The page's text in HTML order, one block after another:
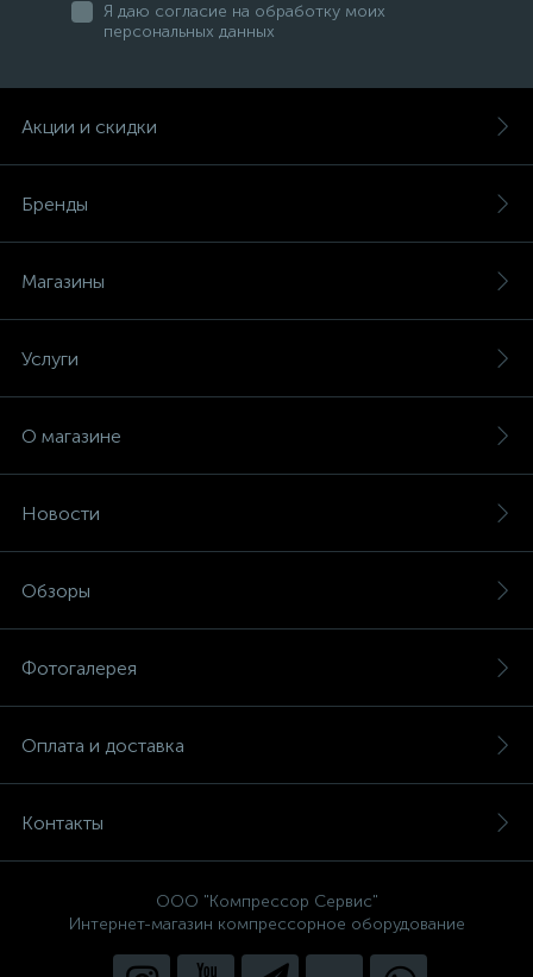
Я даю согласие на обработку моих
персональных данных
Акции и скидки
Бренды
Магазины
Услуги
О магазине
Новости
Обзоры
Фотогалерея
Оплата и доставка
Контакты
ООО "Компрессор Сервис"
Интернет-магазин компрессорное оборудование